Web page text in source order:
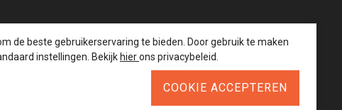
VOLG ONS
de beste gebruikerservaring te bieden. Door gebruik te maken
instellingen. Bekijk hierons privacybeleid.